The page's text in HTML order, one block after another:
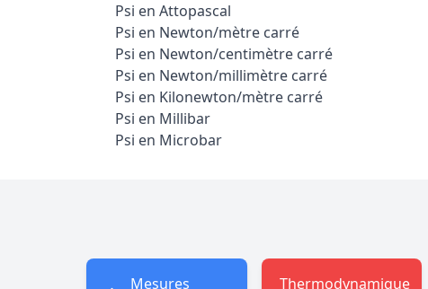
Psi en Attopascal
Psi en Newton/mètre carré
Psi en Newton/centimètre carré
Psi en Newton/millimètre carré
Psi en Kilonewton/mètre carré
Psi en Millibar
Psi en Microbar
Mesures Thermodynamique